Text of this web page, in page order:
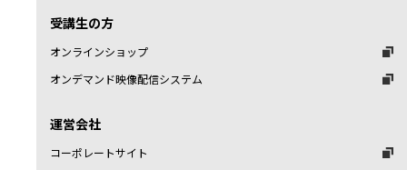
受講生の方
オンラインショップ
オンデマンド映像配信システム
運営会社
コーポレートサイト